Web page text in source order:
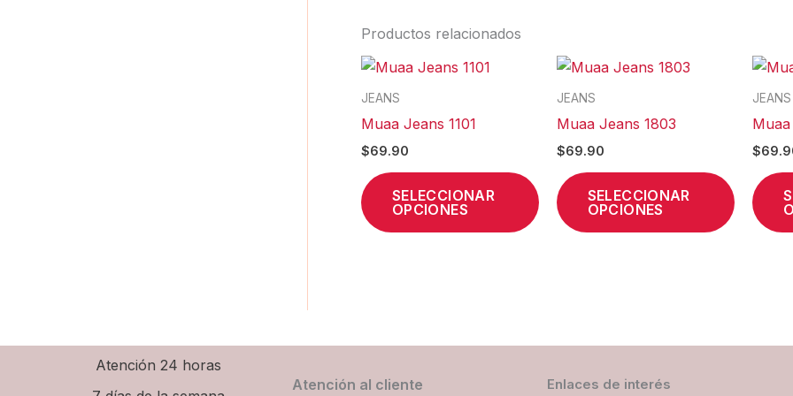
Productos relacionados
JEANS
Muaa Jeans 1101
$69.90
SELECCIONAR
OPCIONES
Este
producto
tiene
variantes.
Las
opciones
de
JEANS
Muaa Jeans 1803
$69.90
SELECCIONAR
OPCIONES
Este
producto
tiene
variantes.
Las
opciones
JEANS
$
Atención 24 horas
Atención al cliente Enlaces de interés